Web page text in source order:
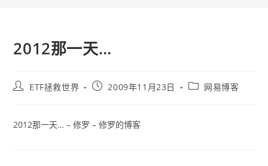
2012那一天…
PostETF拯救世界
Post2009年11月23日
Post网易博客
2012那一天… – 修罗 – 修罗的博客